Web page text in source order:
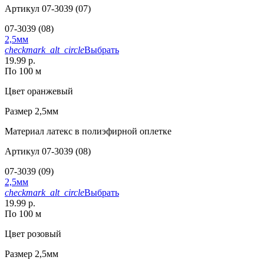
Артикул 07-3039 (07)
07-3039 (08)
2,5мм
checkmark_alt_circleВыбрать
19.99 р.
По 100 м
Цвет оранжевый
Размер 2,5мм
Материал латекс в полиэфирной оплетке
Артикул 07-3039 (08)
07-3039 (09)
2,5мм
checkmark_alt_circleВыбрать
19.99 р.
По 100 м
Цвет розовый
Размер 2,5мм